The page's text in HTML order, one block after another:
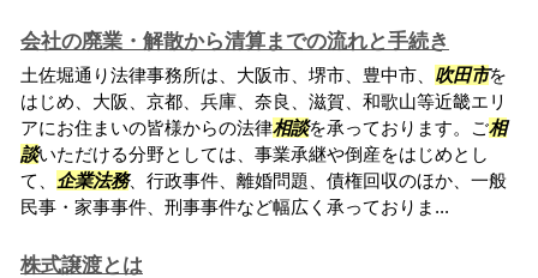
会社の廃業・解散から清算までの流れと手続き
土佐堀通り法律事務所は、大阪市、堺市、豊中市、 吹田市を
はじめ、大阪、京都、兵庫、奈良、滋賀、和歌山等近畿エリ
アにお住まいの皆様からの法律相談を承っております。ご相
談いただける分野としては、事業承継や倒産をはじめとし
て、 企業法務、行政事件、離婚問題、債権回収のほか、一般
民事・家事事件、刑事事件など幅広く承っておりま...
株式譲渡とは